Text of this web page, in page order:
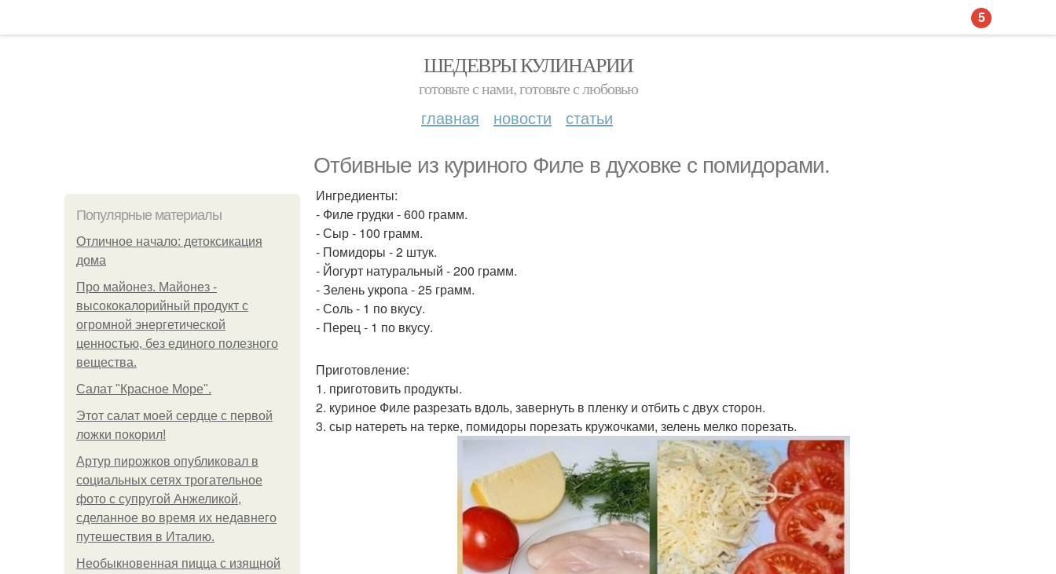
ШЕДЕВРЫ КУЛИНАРИИ
готовьте с нами, готовьте с любовью
главная новости статьи
Отбивные из куриного Филе в духовке с помидорами.
Популярные материалы
Отличное начало: детоксикация
дома
Про майонез. Майонез -
высококалорийный продукт с
огромной энергетической
ценностью, без единого полезного
вещества.
Салат "Красное Море".
Этот салат моей сердце с первой
ложки покорил!
Артур пирожков опубликовал в
социальных сетях трогательное
фото с супругой Анжеликой,
сделанное во время их недавнего
путешествия в Италию.
Необыкновенная пицца с изящной
Ингредиенты:
- Филе грудки - 600 грамм.
- Сыр - 100 грамм.
- Помидоры - 2 штук.
- Йогурт натуральный - 200 грамм.
- Зелень укропа - 25 грамм.
- Соль - 1 по вкусу.
- Перец - 1 по вкусу.
Приготовление:
1. приготовить продукты.
2. куриное Филе разрезать вдоль, завернуть в пленку и отбить с двух сторон.
3. сыр натереть на терке, помидоры порезать кружочками, зелень мелко порезать.
5